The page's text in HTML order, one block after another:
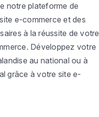
notre plateforme de
e-commerce et des
à la réussite de votre
Développez votre
au national ou à
grâce à votre site e-